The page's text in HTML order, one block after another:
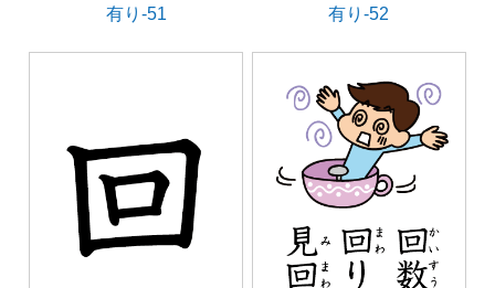
有り-51
有り-52